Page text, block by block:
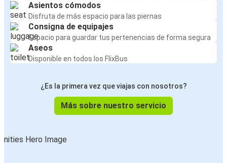
Asientos cómodos
Disfruta de más espacio para las piernas
Consigna de equipajes
Espacio para guardar tus pertenencias de forma segura
Aseos
Disponible en todos los FlixBus
¿Es la primera vez que viajas con nosotros?
Más sobre nuestro servicio